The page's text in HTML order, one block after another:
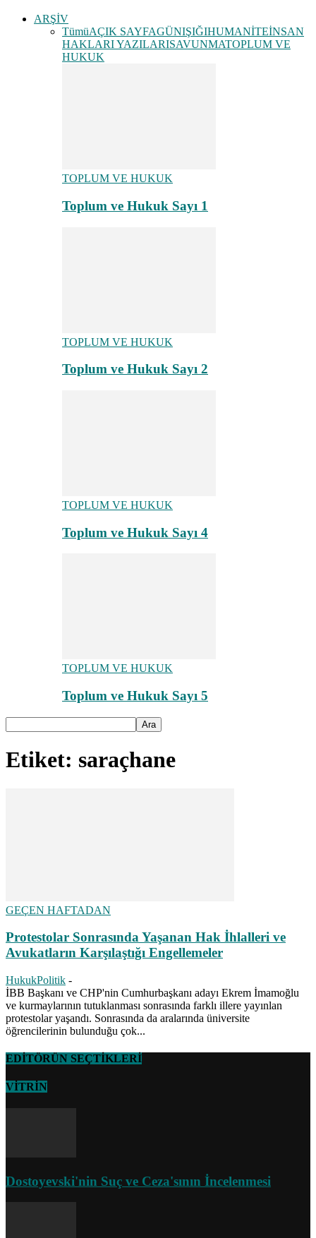
ARŞİV
TümüAÇIK SAYFAGÜNIŞIĞIHUMANİTEİNSAN
HAKLARI YAZILARISAVUNMATOPLUM VE
HUKUK
TOPLUM VE HUKUK
Toplum ve Hukuk Sayı 1
TOPLUM VE HUKUK
Toplum ve Hukuk Sayı 2
TOPLUM VE HUKUK
Toplum ve Hukuk Sayı 4
TOPLUM VE HUKUK
Toplum ve Hukuk Sayı 5
Etiket: saraçhane
GEÇEN HAFTADAN
Protestolar Sonrasında Yaşanan Hak İhlalleri ve
Avukatların Karşılaştığı Engellemeler
HukukPolitik -
İBB Başkanı ve CHP'nin Cumhurbaşkanı adayı Ekrem İmamoğlu
ve kurmaylarının tutuklanması sonrasında farklı illere yayınlan
protestolar yaşandı. Sonrasında da aralarında üniversite
öğrencilerinin bulunduğu çok...
EDİTÖRÜN SEÇTİKLERİ
VİTRİN
Dostoyevski'nin Suç ve Ceza'sının İncelenmesi